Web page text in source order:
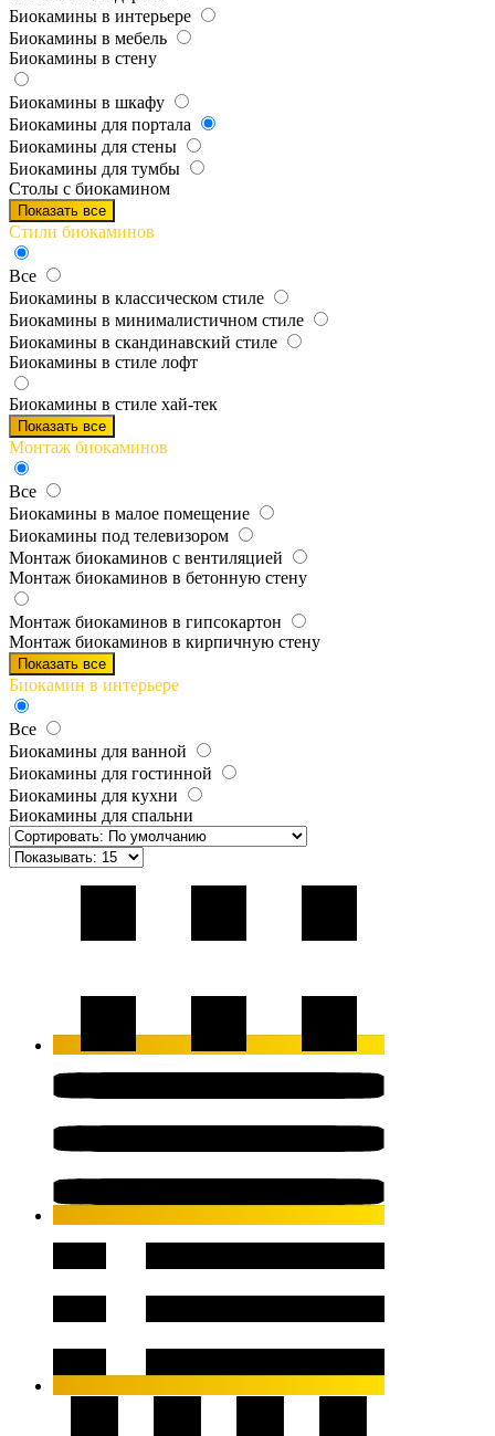
Биокамины в интерьере
Биокамины в мебель
Биокамины в стену
Биокамины в шкафу
Биокамины для портала
Биокамины для стены
Биокамины для тумбы
Столы с биокамином
Показать все
Стили биокаминов
Все
Биокамины в классическом стиле
Биокамины в минималистичном стиле
Биокамины в скандинавский стиле
Биокамины в стиле лофт
Биокамины в стиле хай-тек
Показать все
Монтаж биокаминов
Все
Биокамины в малое помещение
Биокамины под телевизором
Монтаж биокаминов с вентиляцией
Монтаж биокаминов в бетонную стену
Монтаж биокаминов в гипсокартон
Монтаж биокаминов в кирпичную стену
Показать все
Биокамин в интерьере
Все
Биокамины для ванной
Биокамины для гостинной
Биокамины для кухни
Биокамины для спальни